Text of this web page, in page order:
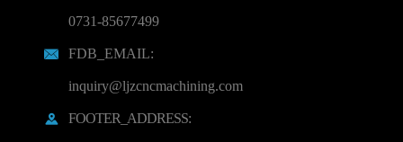
0731-85677499

FDB_EMAIL:
inquiry@ljzcncmachining.com

FOOTER_ADDRESS: